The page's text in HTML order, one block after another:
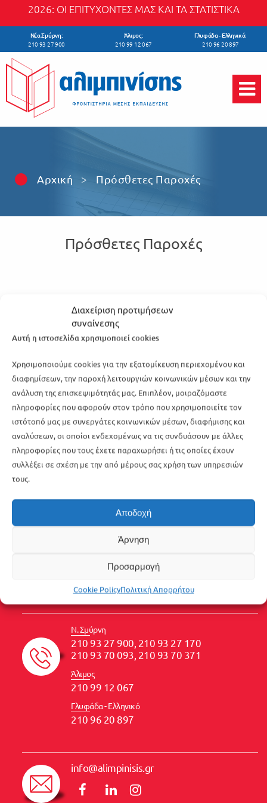
Διαχείριση προτιμήσεων
συναίνεσης
Αυτή η ιστοσελίδα χρησιμοποιεί cookies
Χρησιμοποιούμε cookies για την εξατομίκευση περιεχομένου και
διαφημίσεων, την παροχή λειτουργιών κοινωνικών μέσων και την
ανάλυση της επισκεψιμότητάς μας. Επιπλέον, μοιραζόμαστε
πληροφορίες που αφορούν στον τρόπο που χρησιμοποιείτε τον
ιστότοπό μας με συνεργάτες κοινωνικών μέσων, διαφήμισης και
αναλύσεων, οι οποίοι ενδεχομένως να τις συνδυάσουν με άλλες
πληροφορίες που τους έχετε παραχωρήσει ή τις οποίες έχουν
συλλέξει σε σχέση με την από μέρους σας χρήση των υπηρεσιών
τους.
Αποδοχή
Άρνηση
Προσαρμογή
Cookie PolicyΠολιτική Απορρήτου
Skip to main content
2026: ΟΙ ΕΠΙΤΥΧΟΝΤΕΣ ΜΑΣ ΚΑΙ ΤΑ ΣΤΑΤΙΣΤΙΚΑ
Νέα Σμύρνη:
210 93 27 900
Άλιμος:
210 99 12 067
Γλυφάδα - Ελληνικό:
210 96 20 897
Αρχική > Πρόσθετες Παροχές
Πρόσθετες Παροχές
επικοινωνία
Ν. Σμύρνη
Ελ. Βενιζέλου 98, 17122
Λ. Ιωνίας 122, 17456
Γλυφάδα - Ελληνικό
Ν. Σμύρνη
210 93 27 900, 210 93 27 170
210 93 70 093, 210 93 70 371
Άλιμος
210 99 12 067
Γλυφάδα - Ελληνικό
210 96 20 897
info@alimpinisis.gr